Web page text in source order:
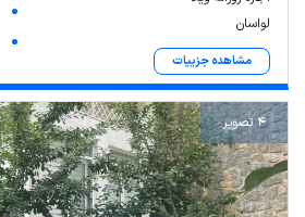
لواسان
مشاهده جزییات
4 تصویر